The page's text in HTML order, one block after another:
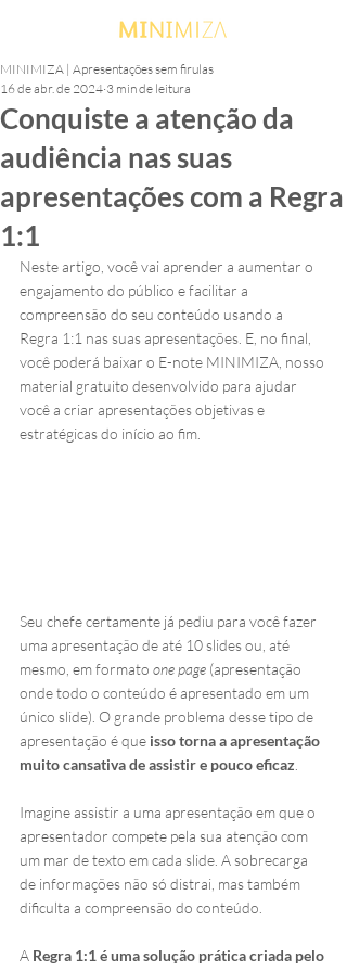
Conquiste a atenção da
audiência nas suas
apresentações com a Regra
1:1
MINIMIZA | Apresentações sem firulas
16 de abr. de 2024 3 min de leitura
Neste artigo, você vai aprender a aumentar o
engajamento do público e facilitar a
compreensão do seu conteúdo usando a
Regra 1:1 nas suas apresentações. E, no final,
você poderá baixar o E-note MINIMIZA, nosso
material gratuito desenvolvido para ajudar
você a criar apresentações objetivas e
estratégicas do início ao fim.
Seu chefe certamente já pediu para você fazer
uma apresentação de até 10 slides ou, até
mesmo, em formato one page (apresentação
onde todo o conteúdo é apresentado em um
único slide). O grande problema desse tipo de
apresentação é que isso torna a apresentação
muito cansativa de assistir e pouco eficaz
Imagine assistir a uma apresentação em que o
apresentador compete pela sua atenção com
um mar de texto em cada slide. A sobrecarga
de informações não só distrai, mas também
dificulta a compreensão do conteúdo.
A Regra 1:1 é uma solução prática criada pelo